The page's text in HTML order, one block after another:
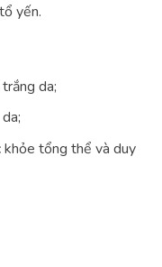
yến.
da;
khỏe tổng thể và duy